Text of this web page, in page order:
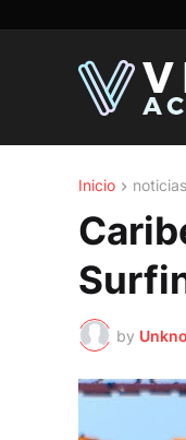
Inicio noticias
by